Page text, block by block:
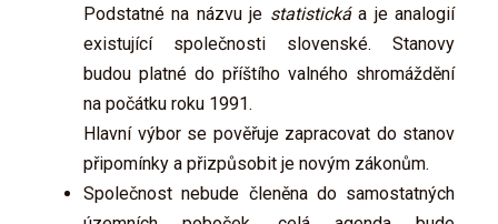
Podstatné na názvu je statistickáa je analogií
existující společnosti slovenské. Stanovy
budou platné do příštího valného shromáždění
na počátku roku 1991.
Hlavní výbor se pověřuje zapracovat do stanov
připomínky a přizpůsobit je novým zákonům.
Společnost nebude členěna do samostatných